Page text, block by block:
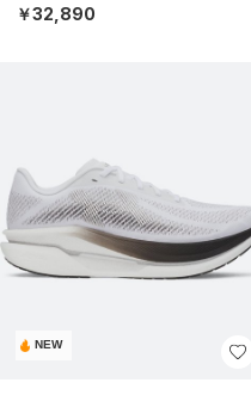
￥32,890
NEW